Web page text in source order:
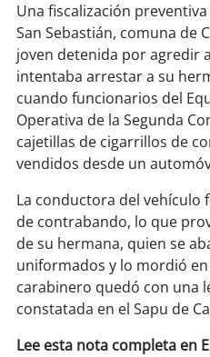
soyiquique
soycalama
soy antofagasta
soycopiapó
valparaíso
soy
soysanantonio
Una fiscalización
San Sebastián, comuna de
joven detenida por agredir
intentaba arrestar a su
cuando funcionarios del
Operativa de la Segunda
cajetillas de cigarrillos de
vendidos desde un
La conductora del vehículo
de contrabando, lo que
de su hermana, quien se
uniformados y lo mordió
carabinero quedó con una
constatada en el Sapu de
Lee esta nota completa en